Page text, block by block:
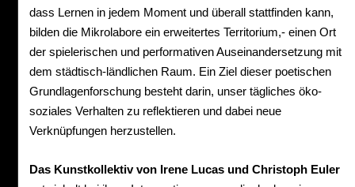
dass Lernen in jedem Moment und überall stattfinden kann,
bilden die Mikrolabore ein erweitertes Territorium,- einen Ort
der spielerischen und performativen Auseinandersetzung mit
dem städtisch-ländlichen Raum. Ein Ziel dieser poetischen
Grundlagenforschung besteht darin, unser tägliches öko-
soziales Verhalten zu reflektieren und dabei neue
Verknüpfungen herzustellen.
Das Kunstkollektiv von Irene Lucas und Christoph Euler